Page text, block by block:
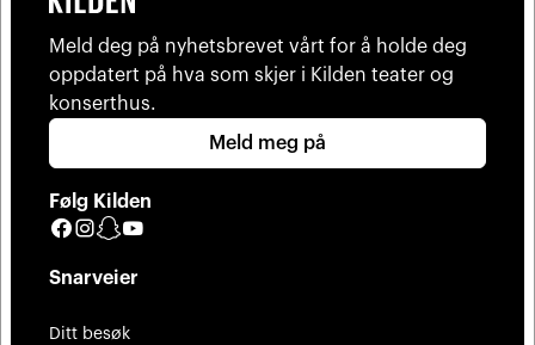
Meld deg på nyhetsbrevet vårt for å holde deg
oppdatert på hva som skjer i Kilden teater og
konserthus.
Meld meg på
Følg Kilden
Facebook
Instagram
Snapchat
Snarveier
Ditt besøk